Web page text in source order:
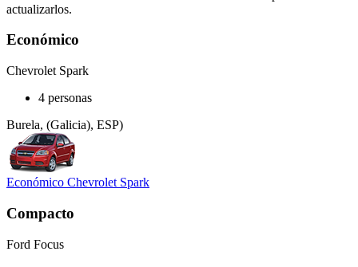
actualizarlos.
Económico
Chevrolet Spark
4 personas
Burela, (Galicia), ESP)
Económico Chevrolet Spark
Compacto
Ford Focus